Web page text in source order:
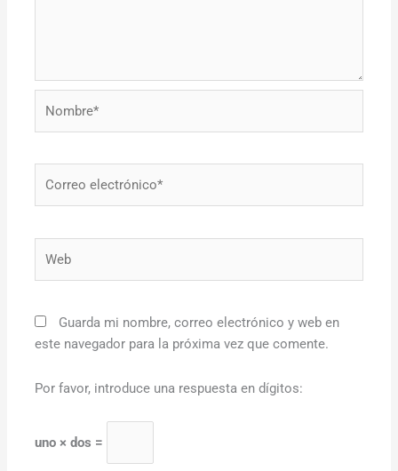
Guarda mi nombre, correo electrónico y web en
este navegador para la próxima vez que comente.
Por favor, introduce una respuesta en dígitos:
uno × dos =